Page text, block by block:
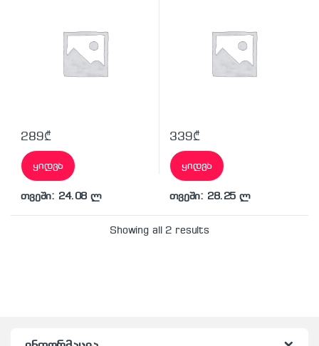
289₾
ყიდვა
თვეში: 24.08 ლ
339₾
ყიდვა
თვეში: 28.25 ლ
Showing all 2 results